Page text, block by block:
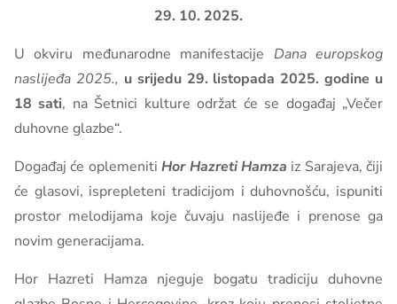
29. 10. 2025.
U okviru međunarodne manifestacije Dana europskog
naslijeđa 2025., u srijedu 29. listopada 2025. godine u
18 sati, na Šetnici kulture održat će se događaj „Večer
duhovne glazbe“.
Događaj će oplemenitiHor Hazreti Hamza iz Sarajeva, čiji
će glasovi, isprepleteni tradicijom i duhovnošću, ispuniti
prostor melodijama koje čuvaju naslijeđe i prenose ga
novim generacijama.
Hor Hazreti Hamza njeguje bogatu tradiciju duhovne